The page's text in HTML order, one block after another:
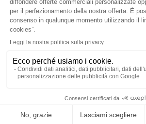
Contattaci
I nostri marchi